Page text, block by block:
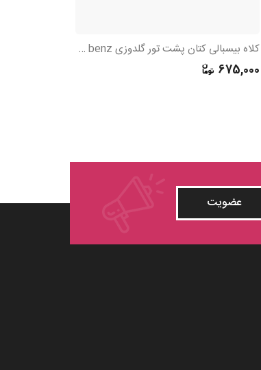
کلاه بیسبالی کتان پشت تور گلدوزی Mercedes benz
675,000
عضویت